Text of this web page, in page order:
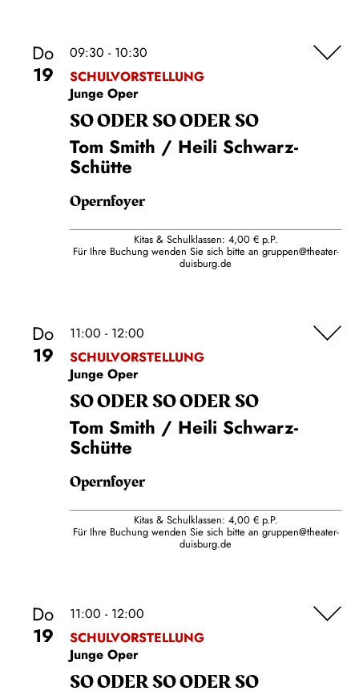
Do
19
09:30 - 10:30
SCHULVORSTELLUNG
Junge Oper
SO ODER SO ODER SO
Tom Smith / Heili Schwarz-
Schütte
Opernfoyer
Kitas & Schulklassen: 4,00 € p.P.
Für Ihre Buchung wenden Sie sich bitte an gruppen@theater-
duisburg.de
Do
19
11:00 - 12:00
SCHULVORSTELLUNG
Junge Oper
SO ODER SO ODER SO
Tom Smith / Heili Schwarz-
Schütte
Opernfoyer
Kitas & Schulklassen: 4,00 € p.P.
Für Ihre Buchung wenden Sie sich bitte an gruppen@theater-
duisburg.de
Do
19
11:00 - 12:00
SCHULVORSTELLUNG
Junge Oper
SO ODER SO ODER SO